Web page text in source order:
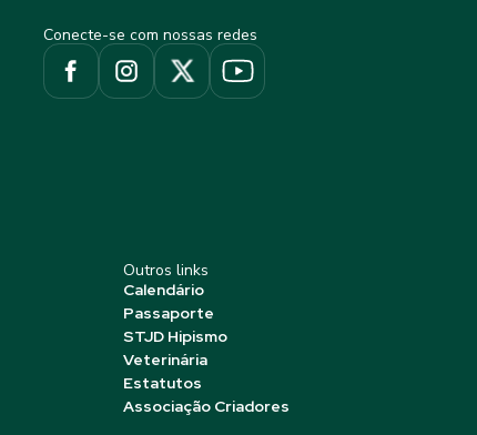
Conecte-se com nossas redes
Outros links
Calendário
Passaporte
STJD Hipismo
Veterinária
Estatutos
Associação Criadores